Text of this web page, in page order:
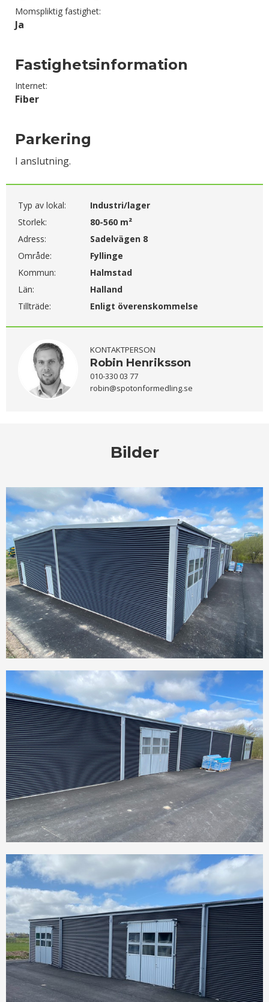
Momspliktig fastighet:
Ja
Fastighetsinformation
Internet:
Fiber
Parkering
I anslutning.
Typ av lokal:
Industri/lager
Storlek:
80-560 m²
Adress:
Sadelvägen 8
Område:
Fyllinge
Kommun:
Halmstad
Län:
Halland
Tillträde:
Enligt överenskommelse
KONTAKTPERSON
Robin Henriksson
010-330 03 77
robin@spotonformedling.se
Bilder